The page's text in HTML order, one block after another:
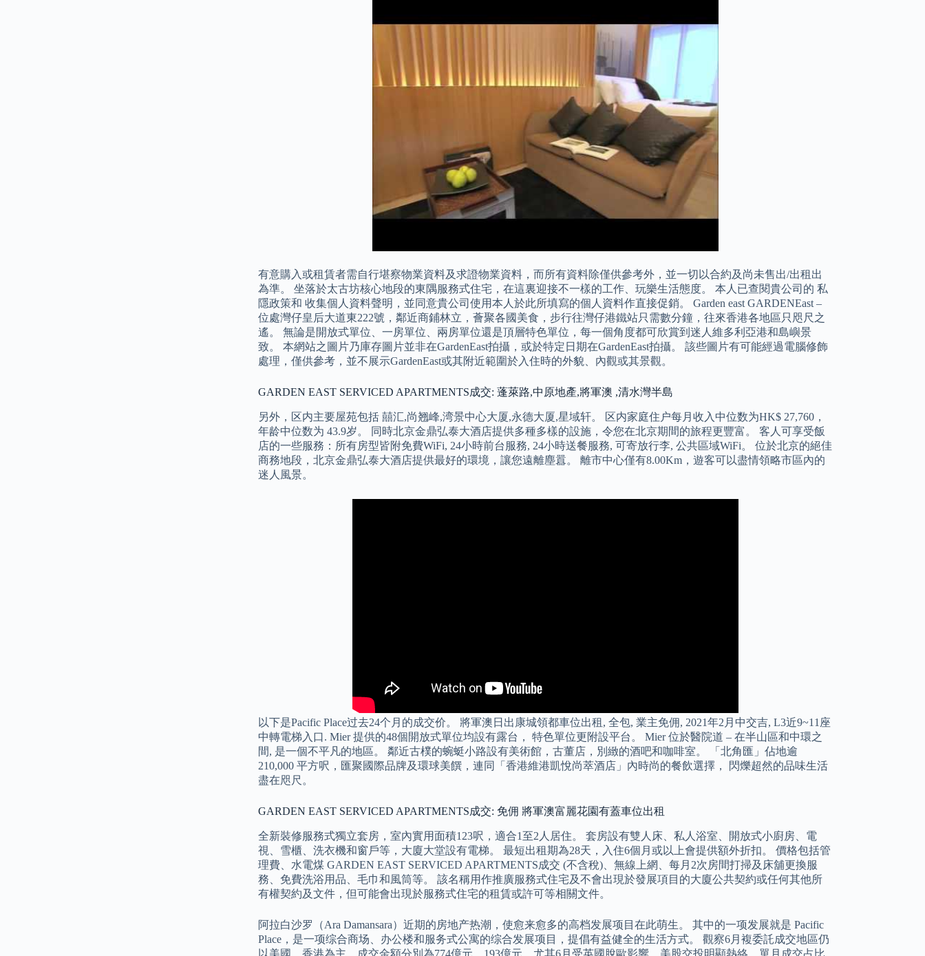
有意購入或租賃者需自行堪察物業資料及求證物業資料，而所有資料除僅供參考外，並一切以合約及尚未售出/出租出
為準。 坐落於太古坊核心地段的東隅服務式住宅，在這裏迎接不一樣的工作、玩樂生活態度。 本人已查閱貴公司的 私
隱政策和 收集個人資料聲明，並同意貴公司使用本人於此所填寫的個人資料作直接促銷。 Garden east GARDENEast –
位處灣仔皇后大道東222號，鄰近商鋪林立，薈聚各國美食，步行往灣仔港鐵站只需數分鐘，往來香港各地區只咫尺之
遙。 無論是開放式單位、一房單位、兩房單位還是頂層特色單位，每一個角度都可欣賞到迷人維多利亞港和島嶼景
致。 本網站之圖片乃庫存圖片並非在GardenEast拍攝，或於特定日期在GardenEast拍攝。 該些圖片有可能經過電腦修飾
處理，僅供參考，並不展示GardenEast或其附近範圍於入住時的外貌、內觀或其景觀。
GARDEN EAST SERVICED APARTMENTS成交: 蓬萊路,中原地產,將軍澳 ,清水灣半島
另外，区内主要屋苑包括 囍汇,尚翘峰,湾景中心大厦,永德大厦,星域轩。 区内家庭住户每月收入中位数为HK$ 27,760，
年龄中位数为 43.9岁。 同時北京金鼎弘泰大酒店提供多種多樣的設施，令您在北京期間的旅程更豐富。 客人可享受飯
店的一些服務：所有房型皆附免費WiFi, 24小時前台服務, 24小時送餐服務, 可寄放行李, 公共區域WiFi。 位於北京的絕佳
商務地段，北京金鼎弘泰大酒店提供最好的環境，讓您遠離塵囂。 離市中心僅有8.00Km，遊客可以盡情領略市區內的
迷人風景。
以下是Pacific Place过去24个月的成交价。 將軍澳日出康城領都車位出租, 全包, 業主免佣, 2021年2月中交吉, L3近9~11座
中轉電梯入口. Mier 提供的48個開放式單位均設有露台， 特色單位更附設平台。 Mier 位於醫院道 – 在半山區和中環之
間, 是一個不平凡的地區。 鄰近古樸的蜿蜓小路設有美術館，古董店，別緻的酒吧和咖啡室。 「北角匯」佔地逾
210,000 平方呎，匯聚國際品牌及環球美饌，連同「香港維港凱悅尚萃酒店」內時尚的餐飲選擇， 閃爍超然的品味生活
盡在咫尺。
GARDEN EAST SERVICED APARTMENTS成交: 免佣 將軍澳富麗花園有蓋車位出租
全新裝修服務式獨立套房，室內實用面積123呎，適合1至2人居住。 套房設有雙人床、私人浴室、開放式小廚房、電
視、雪櫃、洗衣機和窗戶等，大廈大堂設有電梯。 最短出租期為28天，入住6個月或以上會提供額外折扣。 價格包括管
理費、水電煤 GARDEN EAST SERVICED APARTMENTS成交 (不含稅)、無線上網、每月2次房間打掃及床舖更換服
務、免費洗浴用品、毛巾和風筒等。 該名稱用作推廣服務式住宅及不會出現於發展項目的大廈公共契約或任何其他所
有權契約及文件，但可能會出現於服務式住宅的租賃或許可等相關文件。
阿拉白沙罗（Ara Damansara）近期的房地产热潮，使愈来愈多的高档发展项目在此萌生。 其中的一项发展就是 Pacific
Place，是一项综合商场、办公楼和服务式公寓的综合发展项目，提倡有益健全的生活方式。 觀察6月複委託成交地區仍
以美國、香港為主，成交金額分別為774億元、193億元，尤其6月受英國脫歐影響，美股交投明顯熱絡，單月成交占比